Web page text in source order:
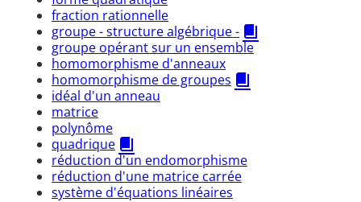
fraction rationnelle
groupe - structure algébrique -
groupe opérant sur un ensemble
homomorphisme d'anneaux
homomorphisme de groupes
idéal d'un anneau
matrice
polynôme
quadrique
réduction d'un endomorphisme
réduction d'une matrice carrée
système d'équations linéaires